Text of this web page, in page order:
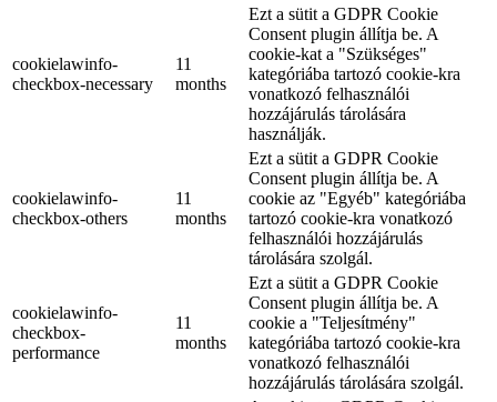
cookielawinfo-
checkbox-necessary
11
months
Ezt a sütit a GDPR Cookie
Consent plugin állítja be. A
cookie-kat a "Szükséges"
kategóriába tartozó cookie-kra
vonatkozó felhasználói
hozzájárulás tárolására
használják.
cookielawinfo-
checkbox-others
11
months
Ezt a sütit a GDPR Cookie
Consent plugin állítja be. A
cookie az "Egyéb" kategóriába
tartozó cookie-kra vonatkozó
felhasználói hozzájárulás
tárolására szolgál.
cookielawinfo-
checkbox-
performance
11
months
Ezt a sütit a GDPR Cookie
Consent plugin állítja be. A
cookie a "Teljesítmény"
kategóriába tartozó cookie-kra
vonatkozó felhasználói
hozzájárulás tárolására szolgál.